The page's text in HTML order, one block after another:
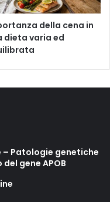
della cena in
dieta varia ed
Patologie genetiche
gene APOB